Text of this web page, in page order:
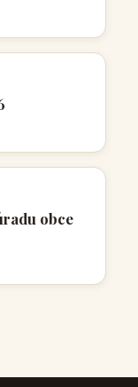
obce